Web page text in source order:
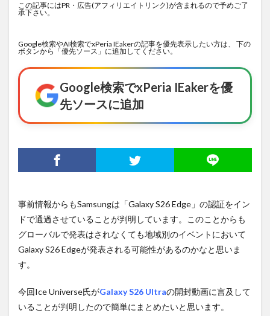
この記事にはPR・広告(アフィリエイトリンク)が含まれるので予めご了
承下さい。
Google検索やAI検索でxPeria IEakerの記事を優先表示したい方は、 下の
ボタンから「優先ソース」に追加してください。
Google検索でxPeria IEakerを優
先ソースに追加
事前情報からもSamsungは「Galaxy S26 Edge」の認証をイン
ドで通過させていることが判明しています。このことからも
グローバルで発表はされなくても地域別のイベントにおいて
Galaxy S26 Edgeが発表される可能性があるのかなと思いま
す。
今回Ice Universe氏がGalaxy S26 Ultraの開封動画に言及して
いることが判明したので簡単にまとめたいと思います。